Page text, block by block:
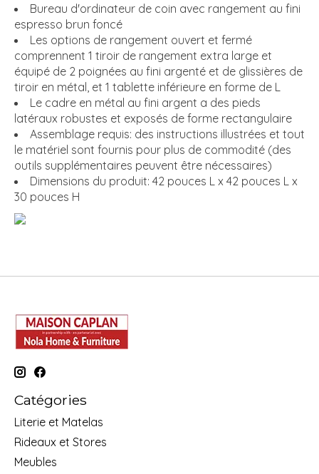
Bureau d'ordinateur de coin avec rangement au fini
espresso brun foncé
Les options de rangement ouvert et fermé
comprennent 1 tiroir de rangement extra large et
équipé de 2 poignées au fini argenté et de glissières de
tiroir en métal, et 1 tablette inférieure en forme de L
Le cadre en métal au fini argent a des pieds
latéraux robustes et exposés de forme rectangulaire
Assemblage requis: des instructions illustrées et tout
le matériel sont fournis pour plus de commodité (des
outils supplémentaires peuvent être nécessaires)
Dimensions du produit: 42 pouces L x 42 pouces L x
30 pouces H
Catégories
Literie et Matelas
Rideaux et Stores
Meubles